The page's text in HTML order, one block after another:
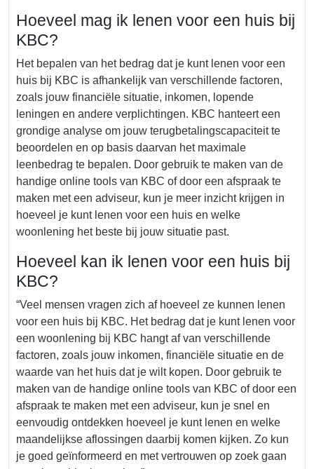
Hoeveel mag ik lenen voor een huis bij
KBC?
Het bepalen van het bedrag dat je kunt lenen voor een
huis bij KBC is afhankelijk van verschillende factoren,
zoals jouw financiële situatie, inkomen, lopende
leningen en andere verplichtingen. KBC hanteert een
grondige analyse om jouw terugbetalingscapaciteit te
beoordelen en op basis daarvan het maximale
leenbedrag te bepalen. Door gebruik te maken van de
handige online tools van KBC of door een afspraak te
maken met een adviseur, kun je meer inzicht krijgen in
hoeveel je kunt lenen voor een huis en welke
woonlening het beste bij jouw situatie past.
Hoeveel kan ik lenen voor een huis bij
KBC?
“Veel mensen vragen zich af hoeveel ze kunnen lenen
voor een huis bij KBC. Het bedrag dat je kunt lenen voor
een woonlening bij KBC hangt af van verschillende
factoren, zoals jouw inkomen, financiële situatie en de
waarde van het huis dat je wilt kopen. Door gebruik te
maken van de handige online tools van KBC of door een
afspraak te maken met een adviseur, kun je snel en
eenvoudig ontdekken hoeveel je kunt lenen en welke
maandelijkse aflossingen daarbij komen kijken. Zo kun
je goed geïnformeerd en met vertrouwen op zoek gaan